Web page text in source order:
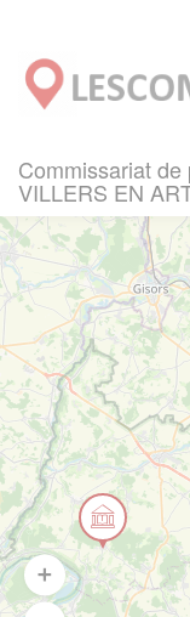
Commissariat
VILLERS EN